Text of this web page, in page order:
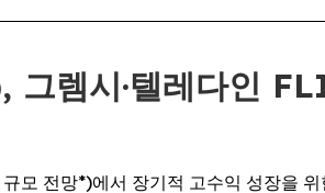
렘시·텔레다인
모 전망*)에서 장기적 고수익 성장을